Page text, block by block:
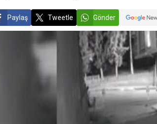
Paylaş Tweetle Gönder